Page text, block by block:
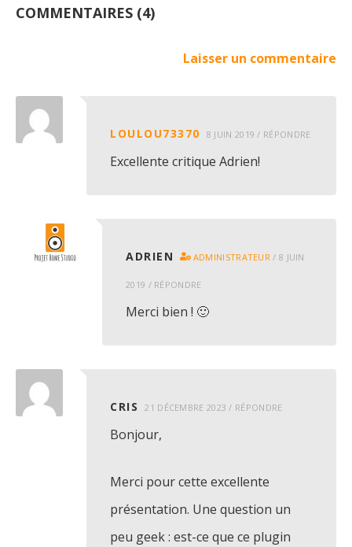
COMMENTAIRES (4)
Laisser un commentaire
LOULOU73370 8 JUIN 2019 / RÉPONDRE
Excellente critique Adrien!
ADRIEN ADMINISTRATEUR / 8 JUIN
2019 / RÉPONDRE
Merci bien ! 🙂
CRIS 21 DÉCEMBRE 2023 / RÉPONDRE
Bonjour,
Merci pour cette excellente
présentation. Une question un
peu geek : est-ce que ce plugin